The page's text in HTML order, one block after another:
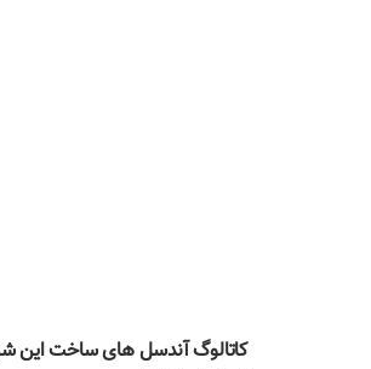
کاتالوگ آندسل های ساخت این